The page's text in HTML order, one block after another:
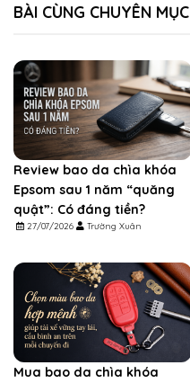
BÀI CÙNG CHUYÊN MỤC
Review bao da chìa khóa
Epsom sau 1 năm “quăng
quật”: Có đáng tiền?
27/07/2026 Trường Xuân
Mua bao da chìa khóa